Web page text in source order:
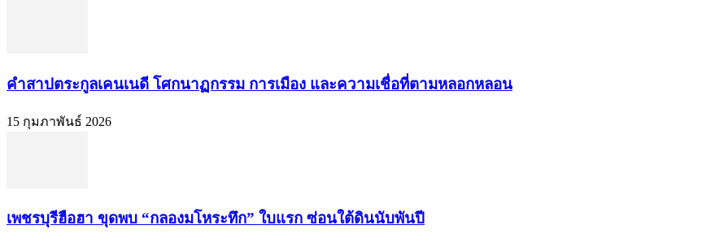
คำสาปตระกูลเคนเนดี โศกนาฏกรรม การเมือง และความเชื่อที่ตามหลอกหลอน
15 กุมภาพันธ์ 2026
เพชรบุรีฮือฮา ขุดพบ “กลองมโหระทึก” ใบแรก ซ่อนใต้ดินนับพันปี